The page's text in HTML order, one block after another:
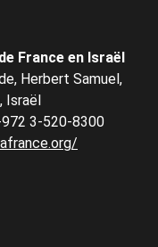
France en Israël
Herbert Samuel,
Israël
3-520-8300